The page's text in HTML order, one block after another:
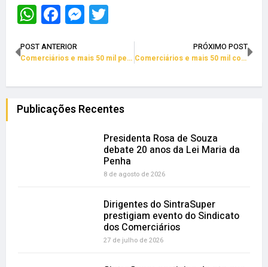
WhatsApp
Facebook
Messenger
POST ANTERIOR
Comerciários e mais 50 mil pela educação e contra a reforma da Previdência
PRÓXIMO POST
Comerciários e mais 50 mil contra a reforma da Previdência
Publicações Recentes
Presidenta Rosa de Souza
debate 20 anos da Lei Maria da
Penha
8 de agosto de 2026
Dirigentes do SintraSuper
prestigiam evento do Sindicato
dos Comerciários
27 de julho de 2026